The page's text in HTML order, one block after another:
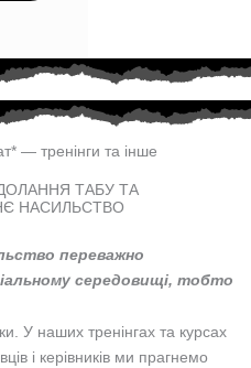
— тренінги та інше
ТАБУ ТА
НАСИЛЬСТВО
переважно
середовищі, тобто
У наших тренінгах та курсах
і керівників ми прагнемо